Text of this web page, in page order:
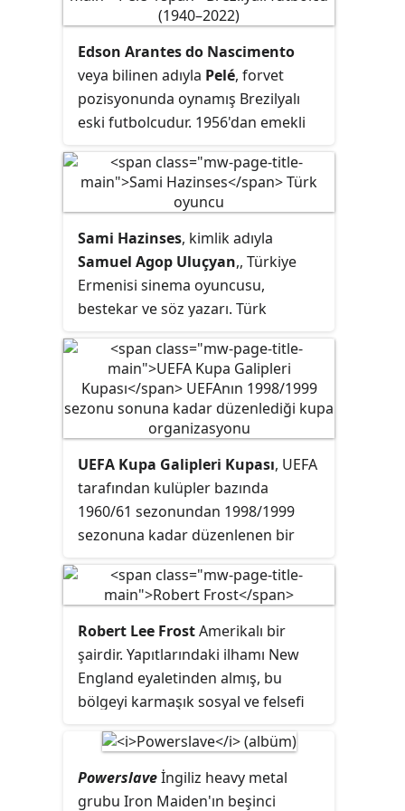
Edson Arantes do Nascimento
veya bilinen adıyla Pelé, forvet
pozisyonunda oynamış Brezilyalı
eski futbolcudur. 1956'dan emekli
maçları da dâhil olmak üzere
oynadığı 1363 maçta attığı 1279 gol
Guinness Dünya Rekorları'nda yer
almaktadır. Tüm zamanların en iyi
futbolcularından biri olarak kabul
edilen Pelé; Franz Beckenbauer,
Alfredo Di Stéfano ve Karl-Heinz
Rummenigge gibi futbolcuların yanı
sıra FIFA tarafından da "en iyisi"
olarak nitelendirilmiştir. 2000'de
Diego Maradona ile birlikte FIFA
Yüzyılın Oyuncusu ödülünü
Sami Hazinses, kimlik adıyla
Samuel Agop Uluçyan,, Türkiye
Ermenisi sinema oyuncusu,
bestekar ve söz yazarı. Türk
filmi ve dizide yardımcı rollerde
oynadı.
UEFA Kupa Galipleri Kupası, UEFA
tarafından kulüpler bazında
1960/61 sezonundan 1998/1999
sezonuna kadar düzenlenen bir
kendi ülkelerinde ulusal kupa
şampiyonu olmuş Avrupa kulüpleri
katılıyordu. Eskiden Şampiyon
Kulüpler Kupası'ndan sonra en
büyük organizasyondu. İlk kez
1960-61 sezonunda düzenlenen
1992'de Şampiyon Kulüpler
Kupası'nın yerine Şampiyonlar Ligi
kurulunca önemini yitirmiş ve
Robert Lee FrostAmerikalı bir
şairdir. Yapıtlarındaki ilhamı New
England eyaletinden almış, bu
bölgeyi karmaşık sosyal ve felsefi
Popüler ve çok atıf yapılan Frost,
yaşamı boyunca defalarca
onurlandırılmış ve 4 Pulitzer Ödülü
Powerslaveİngiliz heavy metal
grubu Iron Maiden'ın beşinci